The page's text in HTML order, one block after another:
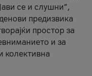
се и слушни“,
предизвика
простор за
и за
колективна